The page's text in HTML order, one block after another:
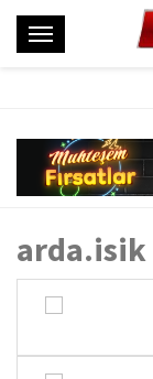
M
arda.isik